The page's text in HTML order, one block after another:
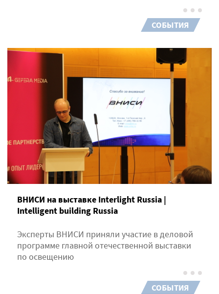
СОБЫТИЯ
ВНИСИ на выставке Interlight Russia |
Intelligent building Russia
Эксперты ВНИСИ приняли участие в деловой
программе главной отечественной выставки
по освещению
СОБЫТИЯ